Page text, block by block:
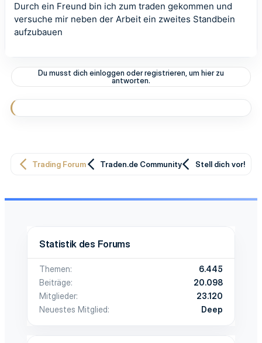
Durch ein Freund bin ich zum traden gekommen und
versuche mir neben der Arbeit ein zweites Standbein
aufzubauen
Du musst dich einloggen oder registrieren, um hier zu
antworten.
Trading Forum Traden.de Community Stell dich vor!
Statistik des Forums
Themen
6.445
Beiträge
20.098
Mitglieder
23.120
Neuestes Mitglied
Deep